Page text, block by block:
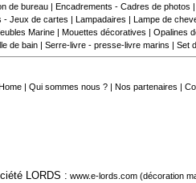
de bureau| Encadrements - Cadres de photos
- Jeux de cartes Lampadaires Lampe de
Marine| Mouettes décoratives Opalines
de bain| Serre-livre - presse-livre marins Set
Home Qui sommes nous ? Nos partenaires
LORDS : www.e-lords.com(décoration